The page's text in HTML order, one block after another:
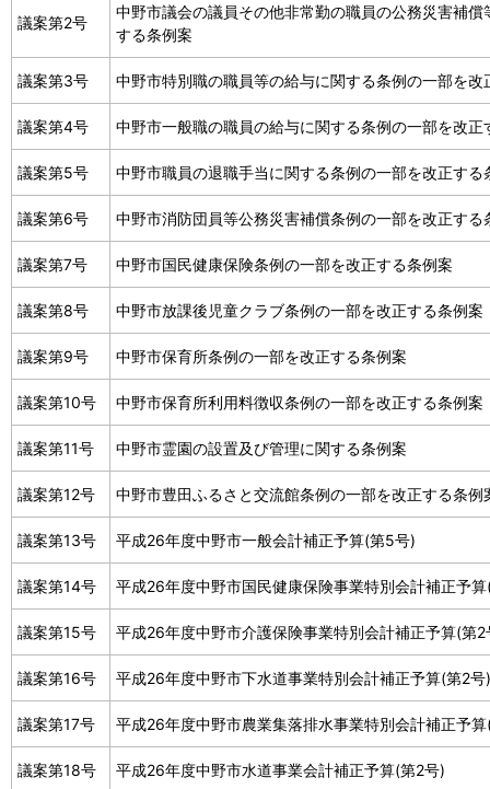
議案第2号
中野市議会の議員その他非常勤の職員の公務災害補
する条例案
議案第3号 中野市特別職の職員等の給与に関する条例の一部を改
議案第4号 中野市一般職の職員の給与に関する条例の一部を改正
議案第5号 中野市職員の退職手当に関する条例の一部を改正する
議案第6号 中野市消防団員等公務災害補償条例の一部を改正する
議案第7号 中野市国民健康保険条例の一部を改正する条例案
議案第8号 中野市放課後児童クラブ条例の一部を改正する条例案
議案第9号 中野市保育所条例の一部を改正する条例案
議案第10号 中野市保育所利用料徴収条例の一部を改正する条例案
議案第11号 中野市霊園の設置及び管理に関する条例案
議案第12号 中野市豊田ふるさと交流館条例の一部を改正する条例
議案第13号 平成26年度中野市一般会計補正予算(第5号)
議案第14号 平成26年度中野市国民健康保険事業特別会計補正予
議案第15号 平成26年度中野市介護保険事業特別会計補正予算(第2
議案第16号 平成26年度中野市下水道事業特別会計補正予算(第2号)
議案第17号 平成26年度中野市農業集落排水事業特別会計補正予
議案第18号 平成26年度中野市水道事業会計補正予算(第2号)